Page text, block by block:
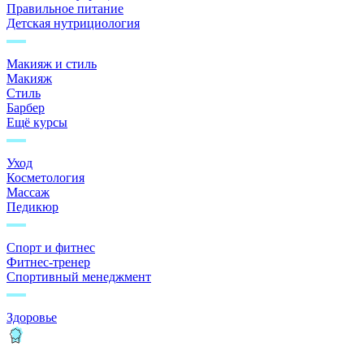
Правильное питание
Детская нутрициология
Макияж и стиль
Макияж
Стиль
Барбер
Ещё курсы
Уход
Косметология
Массаж
Педикюр
Спорт и фитнес
Фитнес-тренер
Спортивный менеджмент
Здоровье